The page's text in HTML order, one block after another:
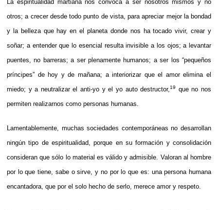
La espiritualidad martiana nos convoca a ser nosotros mismos y no
otros; a crecer desde todo punto de vista, para apreciar mejor la bondad
y la belleza que hay en el planeta donde nos ha tocado vivir, crear y
soñar; a entender que lo esencial resulta invisible a los ojos; a levantar
puentes, no barreras; a ser plenamente humanos; a ser los “pequeños
príncipes” de hoy y de mañana; a interiorizar que el amor elimina el
miedo; y a neutralizar el anti-yo y el yo auto destructor,19
que no nos
permiten realizarnos como personas humanas.
Lamentablemente, muchas sociedades contemporáneas no desarrollan
ningún tipo de espiritualidad, porque en su formación y consolidación
consideran que sólo lo material es válido y admisible. Valoran al hombre
por lo que tiene, sabe o sirve, y no por lo que es: una persona humana
encantadora, que por el solo hecho de serlo, merece amor y respeto.